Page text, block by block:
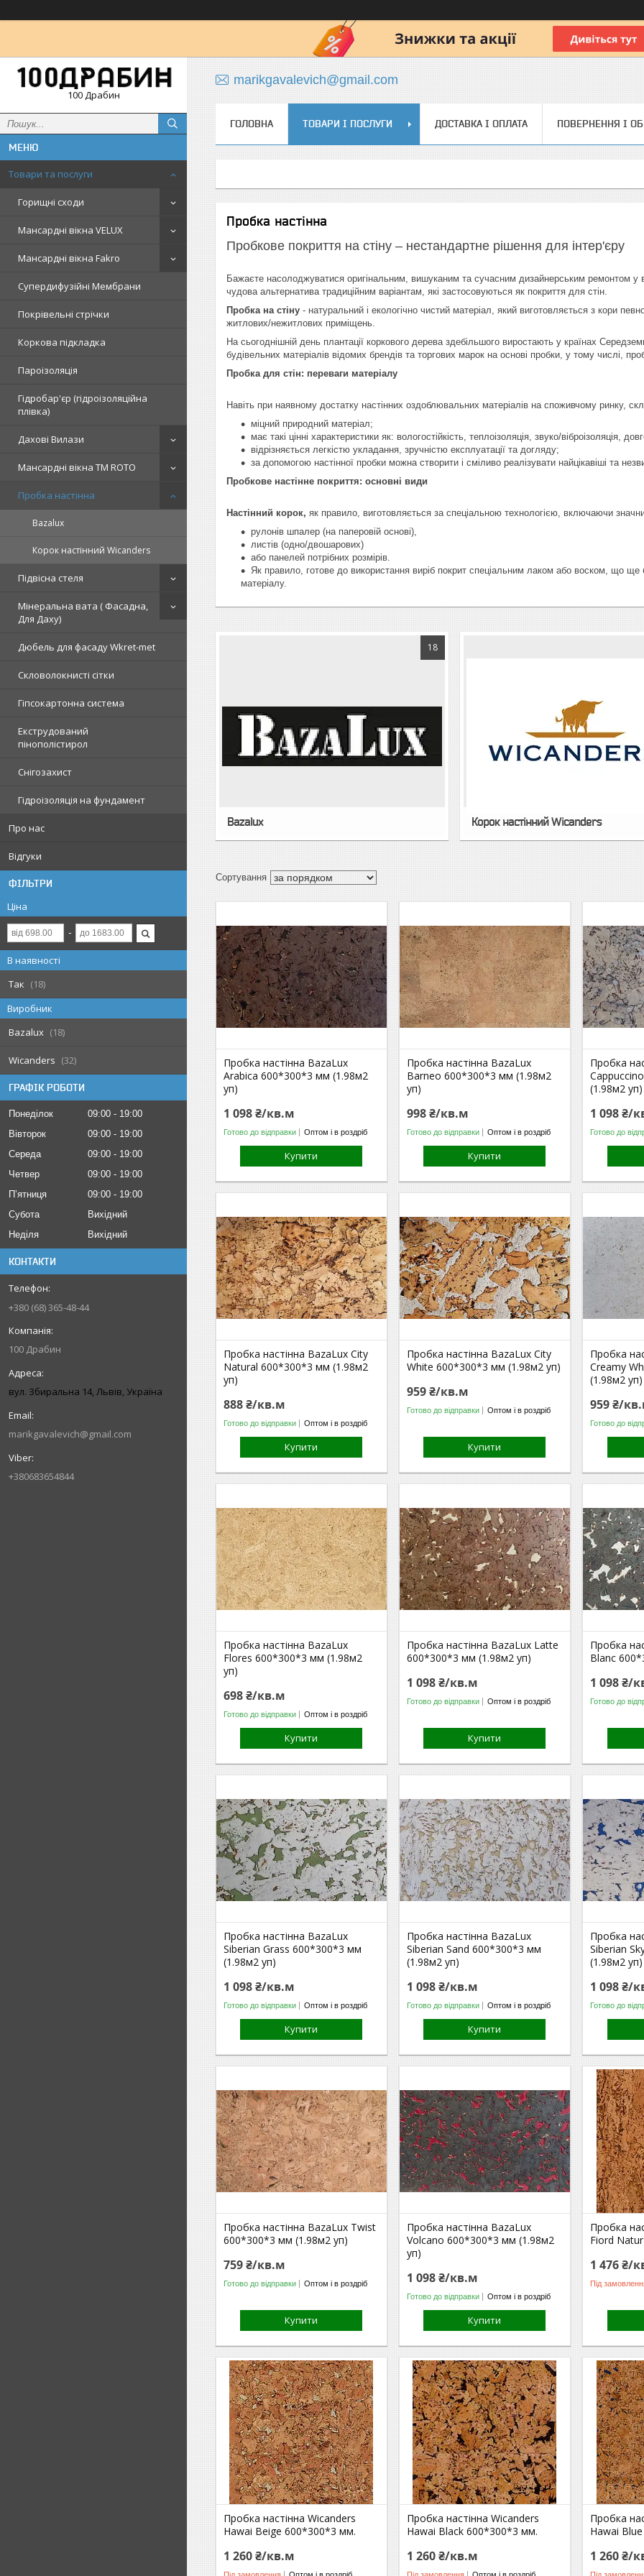
100 Драбин
Товари та послуги
Горищні сходи
Мансардні вікна VELUX
Мансардні вікна Fakro
Супердифузійні Мембрани
Покрівельні стрічки
Коркова підкладка
Пароізоляція
Гідробар'єр (гідроізоляційна
плівка)
Дахові Вилази
Мансардні вікна TM ROTO
Пробка настінна
Bazalux
Корок настінний Wicanders
Підвісна стеля
Мінеральна вата ( Фасадна,
Для Даху)
Дюбель для фасаду Wkret-met
Скловолокнисті сітки
Гіпсокартонна система
Екструдований
пінополістирол
Снігозахист
Гідроізоляція на фундамент
Про нас
Відгуки
ФІЛЬТРИ
Ціна
В наявності
Так
18
Виробник
Bazalux
18
Wicanders 32
ГРАФІК РОБОТИ
Понеділок 09:00
19:00
Вівторок
09:00
19:00
Середа
09:00
19:00
Четвер
09:00
19:00
Пʼятниця
09:00
19:00
Субота
Вихідний
Неділя
Вихідний
КОНТАКТИ
+380 (68) 365-48-44
100 Драбин
вул. Збиральна 14, Львів, Україна
marikgavalevich@gmail.com
+380683654844
marikgavalevich@gmail.com
ГОЛОВНА ТОВАРИ І ПОСЛУГИ ДОСТАВКА І ОПЛАТА ПОВЕРНЕННЯ І
Пробка настінна
Пробкове покриття на стіну – нестандартне рішення для інтер'єру
Бажаєте насолоджуватися оригінальним, вишуканим та сучасним дизайнерським ремонтом
чудова альтернатива традиційним варіантам, які застосовуються як покриття для стін.
Пробка на стіну - натуральний і екологічно чистий матеріал, який виготовляється з кори
житлових/нежитлових приміщень.
На сьогоднішній день плантації коркового дерева здебільшого виростають у країнах
будівельних матеріалів відомих брендів та торгових марок на основі пробки, у тому числі,
Пробка для стін: переваги матеріалу
Навіть при наявному достатку настінних оздоблювальних матеріалів на споживчому ринку,
міцний природний матеріал;
має такі цінні характеристики як: вологостійкість, теплоізоляція, звуко/віброізоляція,
відрізняється легкістю укладання, зручністю експлуатації та догляду;
за допомогою настінної пробки можна створити і сміливо реалізувати найцікавіші та
Пробкове настінне покриття: основні види
Настінний корок, як правило, виготовляється за спеціальною технологією, включаючи
рулонів шпалер (на паперовій основі),
листів (одно/двошарових)
або панелей потрібних розмірів.
Як правило, готове до використання виріб покрит спеціальним лаком або воском, що ще
матеріалу.
18
Bazalux Корок настінний Wicanders
Пробка настінна BazaLux
Arabica 600*300*3 мм (1.98м2
уп)
1 098 ₴/кв.м
Готово до відправки Оптом і в роздріб
Купити
Пробка настінна BazaLux
Barneo 600*300*3 мм (1.98м2
уп)
998 ₴/кв.м
Готово до відправки Оптом і в роздріб
Купити
Пробка
(1.98м2 уп)
1 098 ₴/
Готово до
Пробка настінна BazaLux City
Natural 600*300*3 мм (1.98м2
уп)
888 ₴/кв.м
Готово до відправки Оптом і в роздріб
Купити
Пробка настінна BazaLux City
White 600*300*3 мм (1.98м2 уп)
959 ₴/кв.м
Готово до відправки Оптом і в роздріб
Купити
Пробка
Creamy
(1.98м2 уп)
959 ₴/
Готово до
Пробка настінна BazaLux
Flores 600*300*3 мм (1.98м2
уп)
698 ₴/кв.м
Готово до відправки Оптом і в роздріб
Купити
Пробка настінна BazaLux Latte
600*300*3 мм (1.98м2 уп)
1 098 ₴/кв.м
Готово до відправки Оптом і в роздріб
Купити
Пробка
Blanc
1 098 ₴/
Готово до
Пробка настінна BazaLux
Siberian Grass 600*300*3 мм
(1.98м2 уп)
1 098 ₴/кв.м
Готово до відправки Оптом і в роздріб
Купити
Пробка настінна BazaLux
Siberian Sand 600*300*3 мм
(1.98м2 уп)
1 098 ₴/кв.м
Готово до відправки Оптом і в роздріб
Купити
Пробка
Siberian
(1.98м2 уп)
1 098 ₴/
Готово до
Пробка настінна BazaLux Twist
600*300*3 мм (1.98м2 уп)
759 ₴/кв.м
Готово до відправки Оптом і в роздріб
Купити
Пробка настінна BazaLux
Volcano 600*300*3 мм (1.98м2
уп)
1 098 ₴/кв.м
Готово до відправки Оптом і в роздріб
Купити
Пробка
Fiord
1 476 ₴/
Під
Пробка настінна Wicanders
Hawai Beige 600*300*3 мм.
1 260 ₴/кв.м
Під замовлення Оптом і в роздріб
Пробка настінна Wicanders
Hawai Black 600*300*3 мм.
1 260 ₴/кв.м
Під замовлення Оптом і в роздріб
Пробка
Hawai
1 260 ₴/
Під